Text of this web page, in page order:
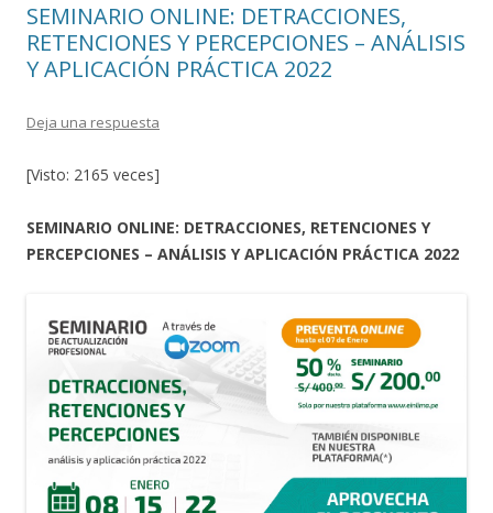
SEMINARIO ONLINE: DETRACCIONES,
RETENCIONES Y PERCEPCIONES – ANÁLISIS
Y APLICACIÓN PRÁCTICA 2022
Deja una respuesta
[Visto: 2165 veces]
SEMINARIO ONLINE: DETRACCIONES, RETENCIONES Y
PERCEPCIONES – ANÁLISIS Y APLICACIÓN PRÁCTICA 2022